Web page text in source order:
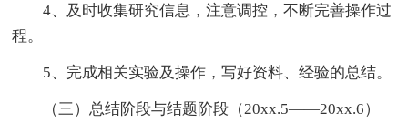
4、及时收集研究信息，注意调控，不断完善操作过
程。
5、完成相关实验及操作，写好资料、经验的总结。
（三）总结阶段与结题阶段（20xx.5——20xx.6）